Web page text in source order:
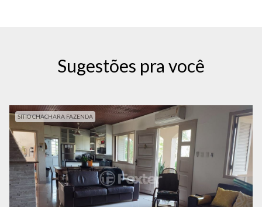
Sugestões pra você
SITIO CHACHARA FAZENDA